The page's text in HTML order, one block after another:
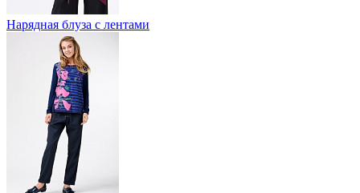
Нарядная блуза с лентами